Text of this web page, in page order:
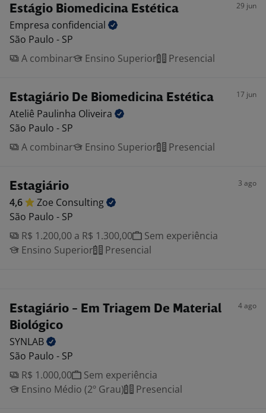
Estágio Biomedicina Estética 29 jun
Empresa confidencial
São Paulo - SP
A combinar
Ensino Superior Presencial
Estagiário De Biomedicina Estética 17 jun
Ateliê Paulinha Oliveira
São Paulo - SP
A combinar
Ensino Superior Presencial
Estagiário 3 ago
4,6 Zoe Consulting
São Paulo - SP
R$ 1.200,00 a R$ 1.300,00
Sem experiência
Ensino Superior
Presencial
Estagiário - Em Triagem De Material
Biológico
4 ago
SYNLAB
São Paulo - SP
R$ 1.000,00
Sem experiência
Ensino Médio (2º Grau)
Presencial